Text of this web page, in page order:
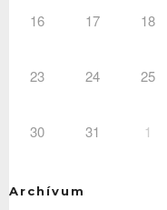
16 17 18
23 24 25
30 31 1
Archívum